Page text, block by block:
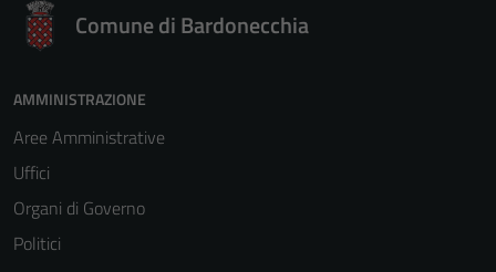
Comune di Bardonecchia
AMMINISTRAZIONE
Aree Amministrative
Uffici
Organi di Governo
Politici